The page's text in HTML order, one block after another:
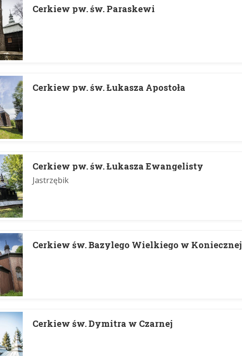
Cerkiew pw. św. Paraskewi
Cerkiew pw. św. Łukasza Apostoła
Cerkiew pw. św. Łukasza Ewangelisty
Jastrzębik
Cerkiew św. Bazylego Wielkiego w Koniecznej
Cerkiew św. Dymitra w Czarnej